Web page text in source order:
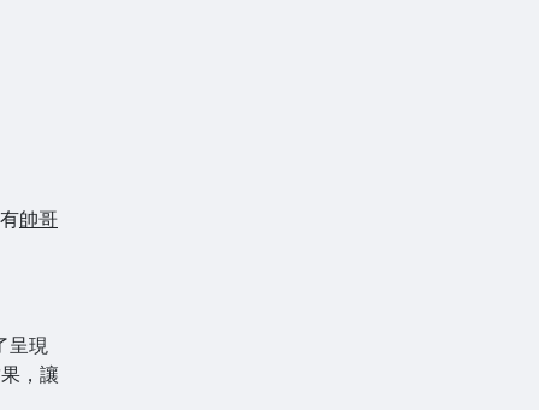
帥哥
呈現
，讓